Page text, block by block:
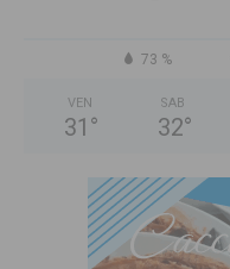
73 %
VEN
31 °
SAB
32°